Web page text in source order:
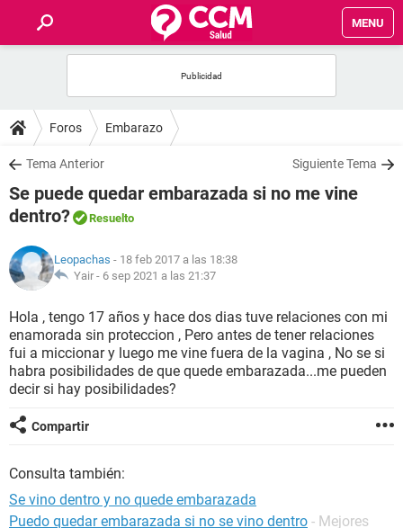
MENU
FOROS
SALUD
FAMILIA
NUTRICIÓN
SEXUALIDAD
GLOSARIO
Foros Embarazo
Tema Anterior Siguiente Tema
Se puede quedar embarazada si no me vine
dentro?
Resuelto
Leopachas - 18 feb 2017 a las 18:38
Yair - 6 sep 2021 a las 21:37
Hola , tengo 17 años y hace dos dias tuve relaciones con mi
enamorada sin proteccion , Pero antes de tener relaciones
fui a miccionar y luego me vine fuera de la vagina , No se si
habra posibilidades de que quede embarazada...me pueden
decir si hay posibilidades?
Compartir
Consulta también:
Se vino dentro y no quede embarazada
Puedo quedar embarazada si no se vino dentro - Mejores